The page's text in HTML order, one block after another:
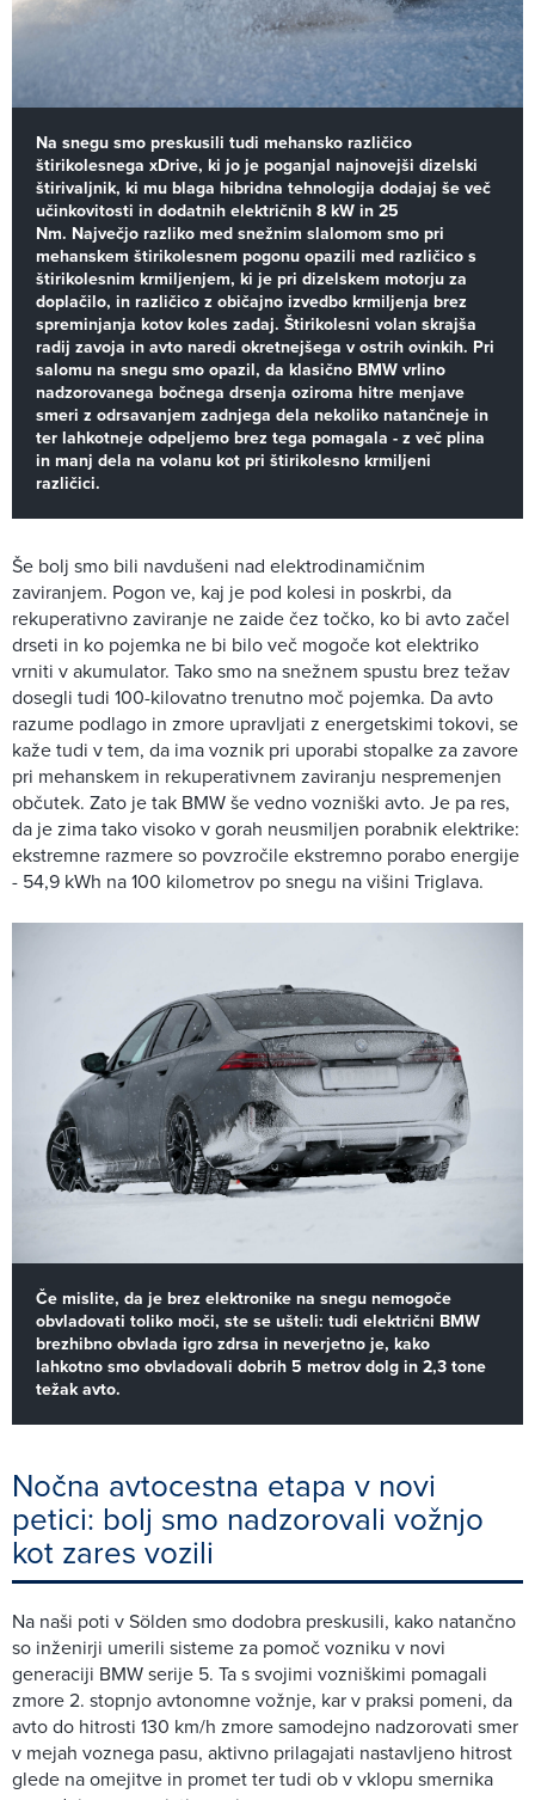
Na snegu smo preskusili tudi mehansko različico
štirikolesnega xDrive, ki jo je poganjal najnovejši dizelski
štirivaljnik, ki mu blaga hibridna tehnologija dodajaj še več
učinkovitosti in dodatnih električnih 8 kW in 25
Nm. Največjo razliko med snežnim slalomom smo pri
mehanskem štirikolesnem pogonu opazili med različico s
štirikolesnim krmiljenjem, ki je pri dizelskem motorju za
doplačilo, in različico z običajno izvedbo krmiljenja brez
spreminjanja kotov koles zadaj. Štirikolesni volan skrajša
radij zavoja in avto naredi okretnejšega v ostrih ovinkih. Pri
salomu na snegu smo opazil, da klasično BMW vrlino
nadzorovanega bočnega drsenja oziroma hitre menjave
smeri z odrsavanjem zadnjega dela nekoliko natančneje in
ter lahkotneje odpeljemo brez tega pomagala - z več plina
in manj dela na volanu kot pri štirikolesno krmiljeni
različici.
Še bolj smo bili navdušeni nad elektrodinamičnim
zaviranjem. Pogon ve, kaj je pod kolesi in poskrbi, da
rekuperativno zaviranje ne zaide čez točko, ko bi avto začel
drseti in ko pojemka ne bi bilo več mogoče kot elektriko
vrniti v akumulator. Tako smo na snežnem spustu brez težav
dosegli tudi 100-kilovatno trenutno moč pojemka. Da avto
razume podlago in zmore upravljati z energetskimi tokovi, se
kaže tudi v tem, da ima voznik pri uporabi stopalke za zavore
pri mehanskem in rekuperativnem zaviranju nespremenjen
občutek. Zato je tak BMW še vedno vozniški avto. Je pa res,
da je zima tako visoko v gorah neusmiljen porabnik elektrike:
ekstremne razmere so povzročile ekstremno porabo energije
- 54,9 kWh na 100 kilometrov po snegu na višini Triglava.
Če mislite, da je brez elektronike na snegu nemogoče
obvladovati toliko moči, ste se ušteli: tudi električni BMW
brezhibno obvlada igro zdrsa in neverjetno je, kako
lahkotno smo obvladovali dobrih 5 metrov dolg in 2,3 tone
težak avto.
Nočna avtocestna etapa v novi
petici: bolj smo nadzorovali vožnjo
kot zares vozili
Na naši poti v Sölden smo dodobra preskusili, kako natančno
so inženirji umerili sisteme za pomoč vozniku v novi
generaciji BMW serije 5. Ta s svojimi vozniškimi pomagali
zmore 2. stopnjo avtonomne vožnje, kar v praksi pomeni, da
avto do hitrosti 130 km/h zmore samodejno nadzorovati smer
v mejah voznega pasu, aktivno prilagajati nastavljeno hitrost
glede na omejitve in promet ter tudi ob v vklopu smernika